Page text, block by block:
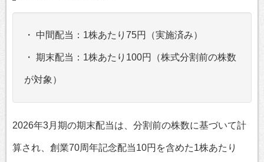
・ 中間配当：1株あたり75円（実施済み）
・ 期末配当：1株あたり100円（株式分割前の株数
が対象）
2026年3月期の期末配当は、分割前の株数に基づいて計
算され、創業70周年記念配当10円を含めた1株あたり